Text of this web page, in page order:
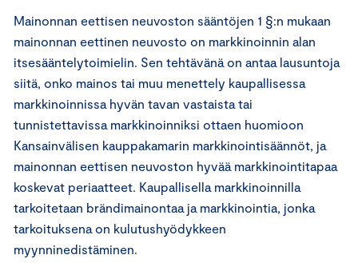
Mainonnan eettisen neuvoston sääntöjen 1 §:n mukaan
mainonnan eettinen neuvosto on markkinoinnin alan
itsesääntelytoimielin. Sen tehtävänä on antaa lausuntoja
siitä, onko mainos tai muu menettely kaupallisessa
markkinoinnissa hyvän tavan vastaista tai
tunnistettavissa markkinoinniksi ottaen huomioon
Kansainvälisen kauppakamarin markkinointisäännöt, ja
mainonnan eettisen neuvoston hyvää markkinointitapaa
koskevat periaatteet. Kaupallisella markkinoinnilla
tarkoitetaan brändimainontaa ja markkinointia, jonka
tarkoituksena on kulutushyödykkeen
myynninedistäminen.